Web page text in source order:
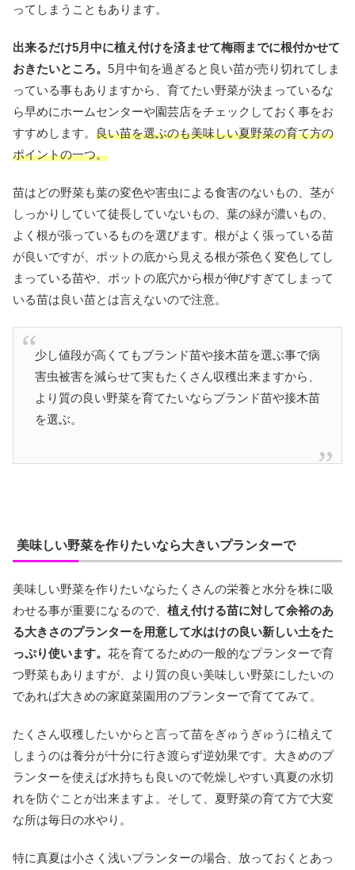
ってしまうこともあります。
出来るだけ5月中に植え付けを済ませて梅雨までに根付かせて
おきたいところ。 5月中旬を過ぎると良い苗が売り切れてしま
っている事もありますから、育てたい野菜が決まっているな
ら早めにホームセンターや園芸店をチェックしておく事をお
すすめします。 良い苗を選ぶのも美味しい夏野菜の育て方の
ポイントの一つ。
苗はどの野菜も葉の変色や害虫による食害のないもの、茎が
しっかりしていて徒長していないもの、葉の緑が濃いもの、
よく根が張っているものを選びます。根がよく張っている苗
が良いですが、ポットの底から見える根が茶色く変色してし
まっている苗や、ポットの底穴から根が伸びすぎてしまって
いる苗は良い苗とは言えないので注意。
少し値段が高くてもブランド苗や接木苗を選ぶ事で病
害虫被害を減らせて実もたくさん収穫出来ますから、
より質の良い野菜を育てたいならブランド苗や接木苗
を選ぶ。
美味しい野菜を作りたいなら大きいプランターで
美味しい野菜を作りたいならたくさんの栄養と水分を株に吸
わせる事が重要になるので、 植え付ける苗に対して余裕のあ
る大きさのプランターを用意して水はけの良い新しい土をた
っぷり使います。 花を育てるための一般的なプランターで育
つ野菜もありますが、より質の良い美味しい野菜にしたいの
であれば大きめの家庭菜園用のプランターで育ててみて。
たくさん収穫したいからと言って苗をぎゅうぎゅうに植えて
しまうのは養分が十分に行き渡らず逆効果です。大きめのプ
ランターを使えば水持ちも良いので乾燥しやすい真夏の水切
れを防ぐことが出来ますよ。そして、夏野菜の育て方で大変
な所は毎日の水やり。
特に真夏は小さく浅いプランターの場合、放っておくとあっ